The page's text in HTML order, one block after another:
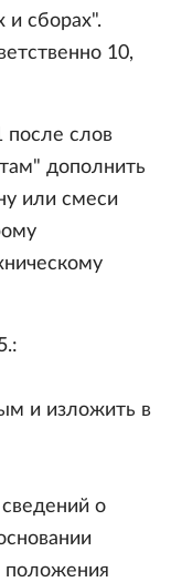
и сборах".
10,
после слов
дополнить
или смеси
и изложить в
о